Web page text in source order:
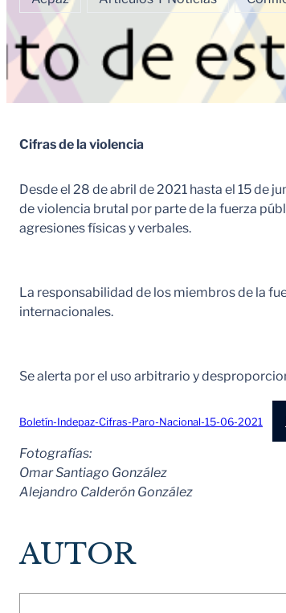
Cifras de la violencia
Desde el 28 de abril de 2021 hasta el 15 de
de violencia brutal por parte de la fuerza
agresiones físicas y verbales.
La responsabilidad de los miembros de la
internacionales.
Se alerta por el uso arbitrario y
Boletín-Indepaz-Cifras-Paro-Nacional-15-06-2021
Fotografías:
Omar Santiago González
Alejandro Calderón González
AUTOR